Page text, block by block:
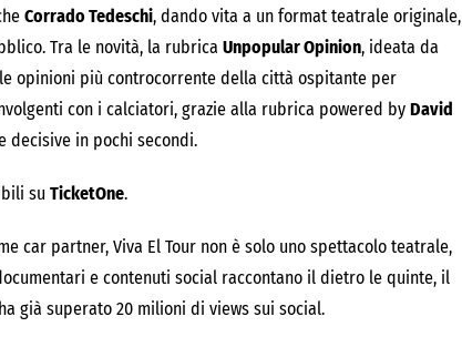
Corrado Tedeschi, dando vita a un format teatrale originale,
Tra le novità, la rubrica Unpopular Opinion, ideata da
opinioni più controcorrente della città ospitante per
con i calciatori, grazie alla rubrica powered by David
decisive in pochi secondi.
su TicketOne.
car partner, Viva El Tour non è solo uno spettacolo teatrale,
e contenuti social raccontano il dietro le quinte, il
già superato 20 milioni di views sui social.